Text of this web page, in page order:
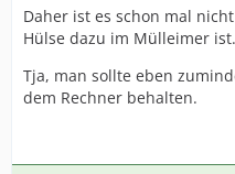
Daher ist es schon mal
Hülse dazu im Mülleimer ist.
Tja, man sollte eben
dem Rechner behalten.